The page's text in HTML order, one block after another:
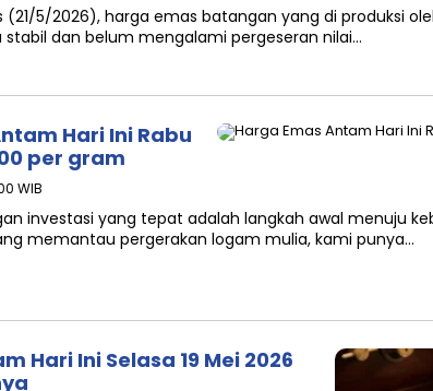
(21/5/2026), harga emas batangan yang di produksi
dan belum mengalami pergeseran nilai…
Hari Ini Rabu
per gram
WIB
investasi yang tepat adalah langkah awal menuju
memantau pergerakan logam mulia, kami punya…
Hari Ini Selasa 19 Mei 2026